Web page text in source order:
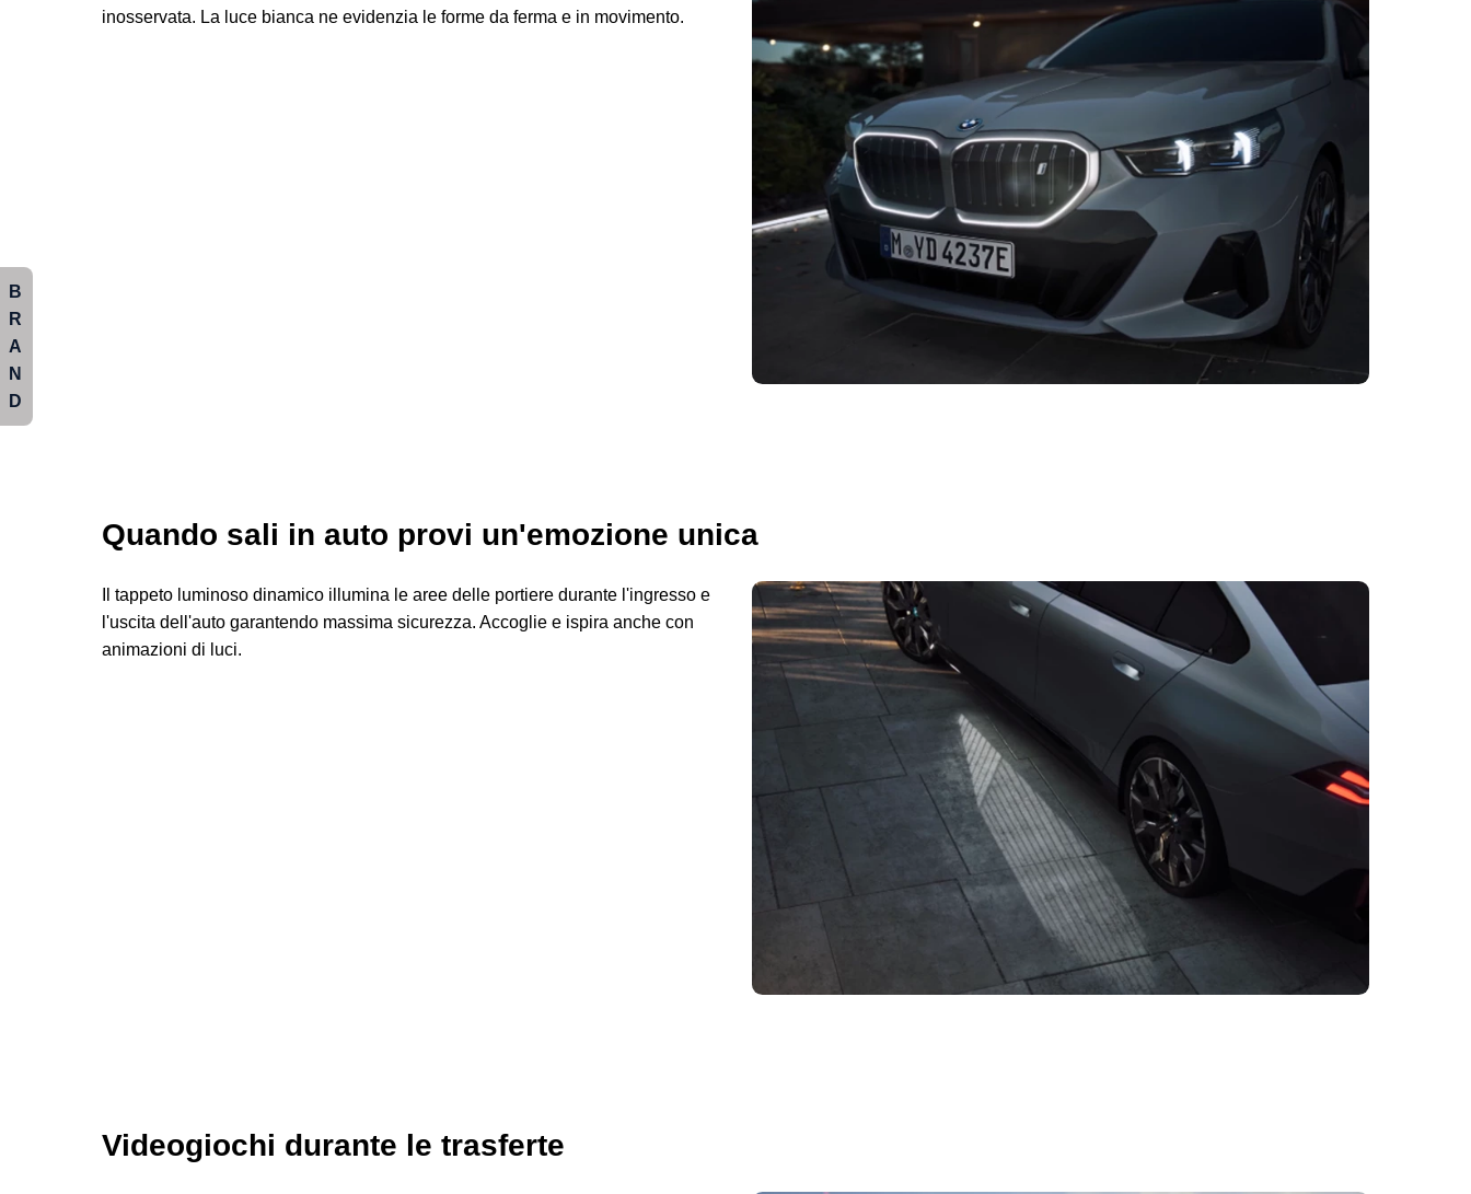
inosservata. La luce bianca ne evidenzia le forme da ferma e in movimento.
Quando sali in auto provi un'emozione unica
Il tappeto luminoso dinamico illumina le aree delle portiere durante l'ingresso e
l'uscita dell'auto garantendo massima sicurezza. Accoglie e ispira anche con
animazioni di luci.
Videogiochi durante le trasferte
B
R
A
N
D